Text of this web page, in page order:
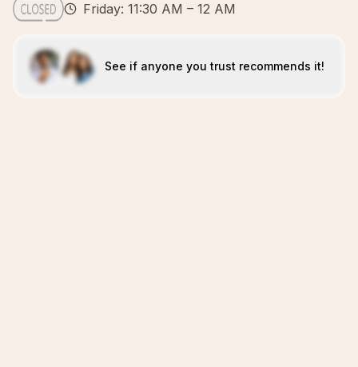
Friday: 11:30 AM – 12 AM
See if anyone you trust recommends it!